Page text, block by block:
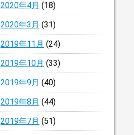
2020年4月 (18)
2020年3月 (31)
2019年11月 (24)
2019年10月 (33)
2019年9月 (40)
2019年8月 (44)
2019年7月 (51)